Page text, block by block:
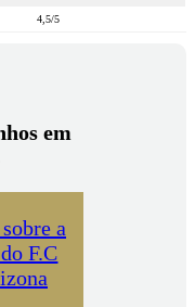
4,5/5
em
a
F.C